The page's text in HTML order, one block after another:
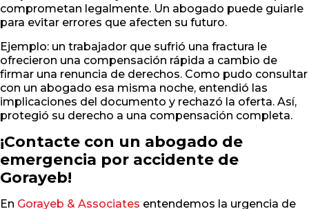
comprometan legalmente. Un abogado puede guiarle
para evitar errores que afecten su futuro.
Ejemplo: un trabajador que sufrió una fractura le
ofrecieron una compensación rápida a cambio de
firmar una renuncia de derechos. Como pudo consultar
con un abogado esa misma noche, entendió las
implicaciones del documento y rechazó la oferta. Así,
protegió su derecho a una compensación completa.
¡Contacte con un abogado de
emergencia por accidente de
Gorayeb!
En Gorayeb & Associates entendemos la urgencia de